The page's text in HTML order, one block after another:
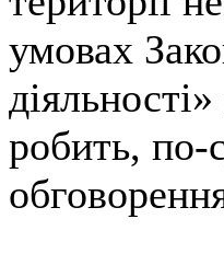
умовах
робить, по-